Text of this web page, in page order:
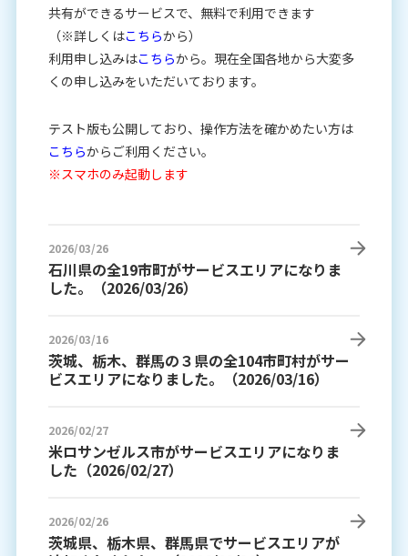
共有ができるサービスで、無料で利用できます
（※詳しくはこちらから）
利用申し込みはこちらから。現在全国各地から大変多
くの申し込みをいただいております。
テスト版も公開しており、操作方法を確かめたい方は
こちらからご利用ください。
※スマホのみ起動します
2026/03/26
石川県の全19市町がサービスエリアになりま
した。（2026/03/26）
2026/03/16
茨城、栃木、群馬の３県の全104市町村がサー
ビスエリアになりました。（2026/03/16）
2026/02/27
米ロサンゼルス市がサービスエリアになりま
した（2026/02/27）
2026/02/26
茨城県、栃木県、群馬県でサービスエリアが